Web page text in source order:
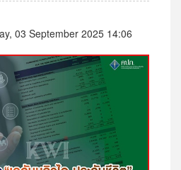
03 September 2025 14:06